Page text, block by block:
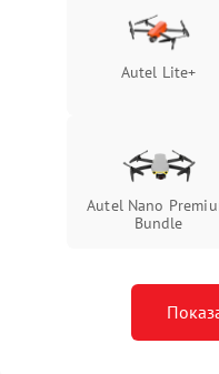
Autel Lite+
Autel Nano
Bundle